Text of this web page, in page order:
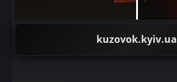
kuzovok.kyiv.ua